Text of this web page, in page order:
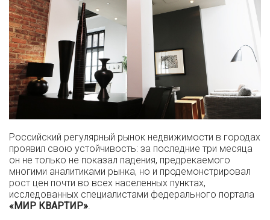
Российский регулярный рынок недвижимости в городах
проявил свою устойчивость: за последние три месяца
он не только не показал падения, предрекаемого
многими аналитиками рынка, но и продемонстрировал
рост цен почти во всех населенных пунктах,
исследованных специалистами федерального портала
«МИР КВАРТИР»